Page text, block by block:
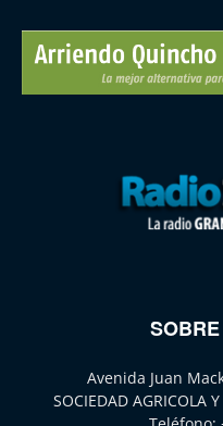
Avenida Juan
SOCIEDAD AGRICOLA